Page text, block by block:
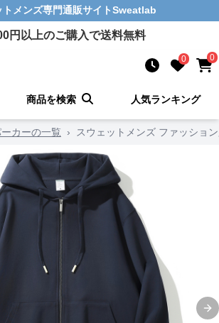
トメンズ専門通販サイトSweatlab
円以上のご購入で送料無料
0 0
商品を検索 人気ランキング
ーカーの一覧 › スウェットメンズ ファッショ